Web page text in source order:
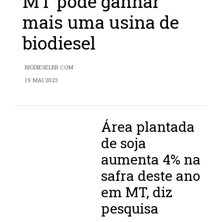
mais uma usina de
biodiesel
BIODIESELBR.COM
19 MAI 2023
Área plantada
de soja
aumenta 4% na
safra deste ano
em MT, diz
pesquisa